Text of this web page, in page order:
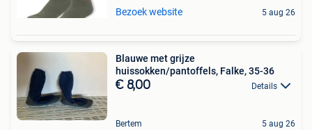
Bezoek website 5 aug 26
Blauwe met grijze
huissokken/pantoffels, Falke, 35-36
€ 8,00 Details
Bertem 5 aug 26